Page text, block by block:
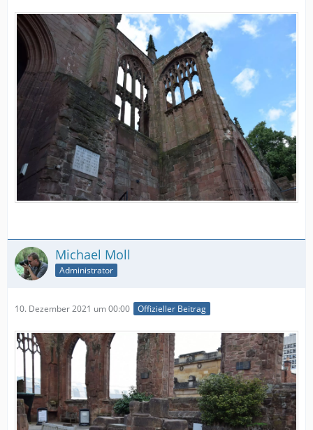
Michael Moll
Administrator
10. Dezember 2021 um 00:00 Offizieller Beitrag